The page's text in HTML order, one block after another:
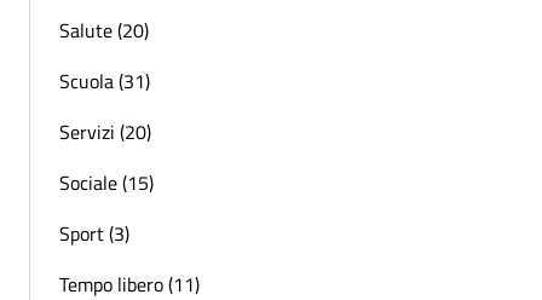
Salute (20)
Scuola (31)
Servizi (20)
Sociale (15)
Sport (3)
Tempo libero (11)